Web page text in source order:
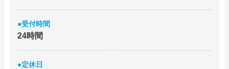
●受付時間
24時間
●定休日